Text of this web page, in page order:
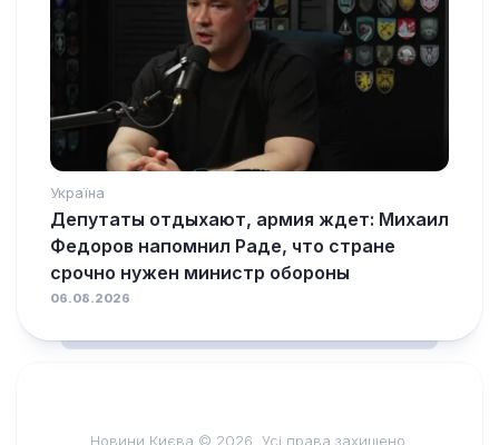
Україна
Депутаты отдыхают, армия ждет: Михаил
Федоров напомнил Раде, что стране
срочно нужен министр обороны
06.08.2026
Новини Києва © 2026. Усі права захищено.